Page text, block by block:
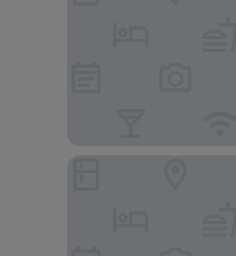
Itapoã Executive Hotel